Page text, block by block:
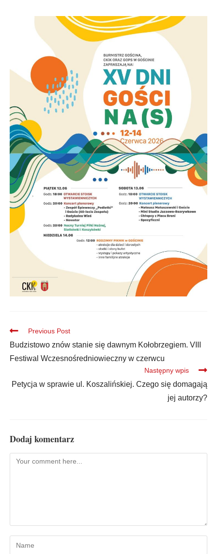
Previous Post
Budzistowo znów stanie się dawnym Kołobrzegiem. VIII
Festiwal Wczesnośredniowieczny w czerwcu
Następny wpis
Petycja w sprawie ul. Koszalińskiej. Czego się domagają
jej autorzy?
Dodaj komentarz